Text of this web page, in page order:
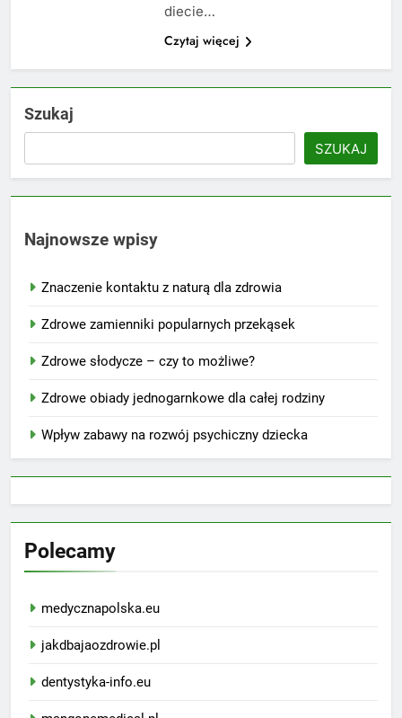
diecie…
Czytaj więcej
Szukaj
SZUKAJ
Najnowsze wpisy
Znaczenie kontaktu z naturą dla zdrowia
Zdrowe zamienniki popularnych przekąsek
Zdrowe słodycze – czy to możliwe?
Zdrowe obiady jednogarnkowe dla całej rodziny
Wpływ zabawy na rozwój psychiczny dziecka
Polecamy
medycznapolska.eu
jakdbajaozdrowie.pl
dentystyka-info.eu